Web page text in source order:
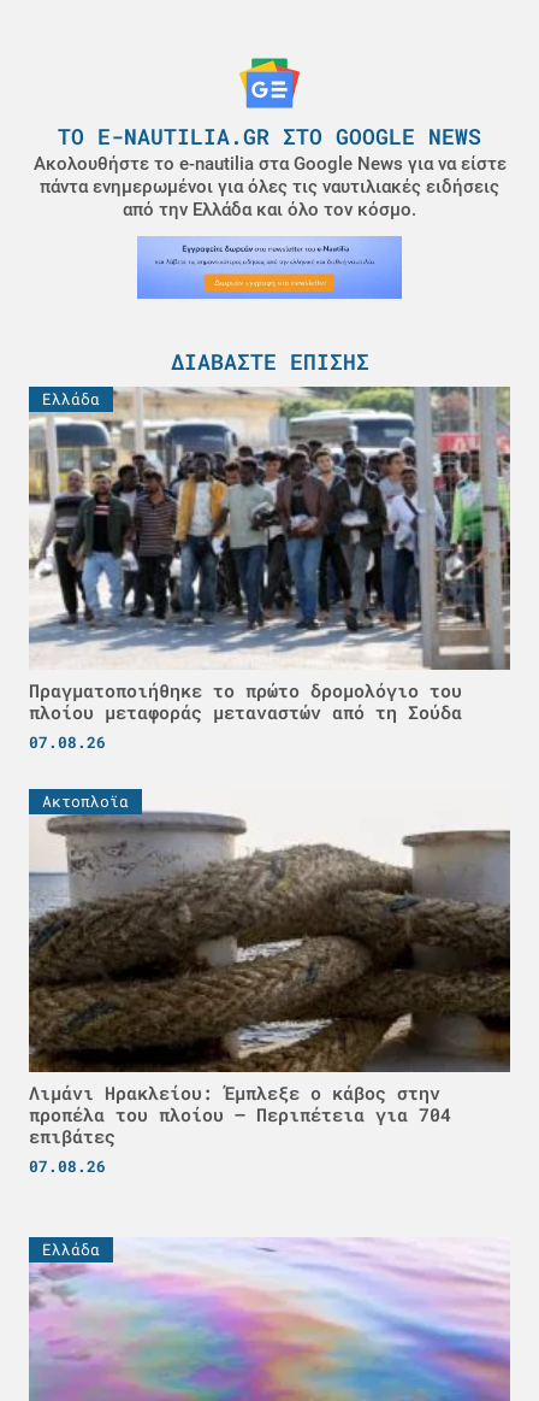
ΤΟ E-NAUTILIA.GR ΣΤΟ GOOGLE NEWS
Ακολουθήστε το e-nautilia στα Google News για να είστε
πάντα ενημερωμένοι για όλες τις ναυτιλιακές ειδήσεις
από την Ελλάδα και όλο τον κόσμο.
ΔΙΑΒΆΣΤΕ ΕΠΊΣΗΣ
Ελλάδα
Πραγματοποιήθηκε το πρώτο δρομολόγιο του
πλοίου μεταφοράς μεταναστών από τη Σούδα
07.08.26
Ακτοπλοϊα
Λιμάνι Ηρακλείου: Έμπλεξε ο κάβος στην
προπέλα του πλοίου – Περιπέτεια για 704
επιβάτες
07.08.26
Ελλάδα